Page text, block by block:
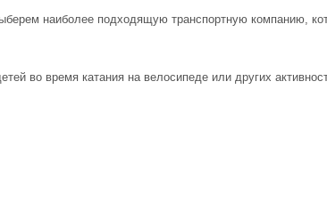
наиболее подходящую транспортную компанию,
время катания на велосипеде или других